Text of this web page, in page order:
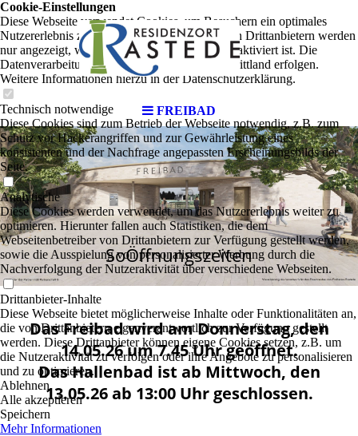
FREIBAD
SoÖffnungszeiten
Das Freibad wird am Donnerstag, den
14.05.26 um 7.45 Uhr geöffnet.
Das Hallenbad ist ab Mittwoch, den
13.05.26 ab 13:00 Uhr geschlossen.
Cookie-Einstellungen
Diese Webseite verwendet Cookies, um Besuchern ein optimales
Nutzererlebnis zu bieten. Bestimmte Inhalte von Drittanbietern werden
nur angezeigt, wenn die entsprechende Option aktiviert ist. Die
Datenverarbeitung kann dann auch in einem Drittland erfolgen.
Weitere Informationen hierzu in der Datenschutzerklärung.
Technisch notwendige
Diese Cookies sind zum Betrieb der Webseite notwendig, z.B. zum
Schutz vor Hackerangriffen und zur Gewährleistung eines
konsistenten und der Nachfrage angepassten Erscheinungsbilds der
Seite.
Analytische
Diese Cookies werden verwendet, um das Nutzererlebnis weiter zu
optimieren. Hierunter fallen auch Statistiken, die dem
Webseitenbetreiber von Drittanbietern zur Verfügung gestellt werden,
sowie die Ausspielung von personalisierter Werbung durch die
Nachverfolgung der Nutzeraktivität über verschiedene Webseiten.
Drittanbieter-Inhalte
Diese Webseite bietet möglicherweise Inhalte oder Funktionalitäten an,
die von Drittanbietern eigenverantwortlich zur Verfügung gestellt
werden. Diese Drittanbieter können eigene Cookies setzen, z.B. um
die Nutzeraktivität zu verfolgen oder ihre Angebote zu personalisieren
und zu optimieren.
Ablehnen
Alle akzeptieren
Speichern
Mehr Informationen